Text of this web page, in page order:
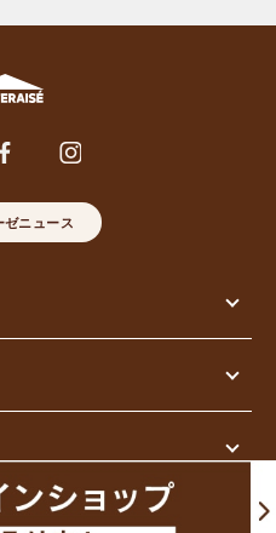
ゼニュース
All Rights Reserved.